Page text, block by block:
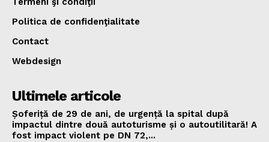
Politica de confidenţialitate
Contact
Webdesign
Ultimele articole
Șoferiță de 29 de ani, de urgență la spital după
impactul dintre două autoturisme și o autoutilitară! A
fost impact violent pe DN 72,...